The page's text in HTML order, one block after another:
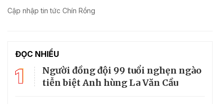
Cập nhập tin tức Chín Rồng
ĐỌC NHIỀU
1
Người đồng đội 99 tuổi nghẹn ngào
tiễn biệt Anh hùng La Văn Cầu